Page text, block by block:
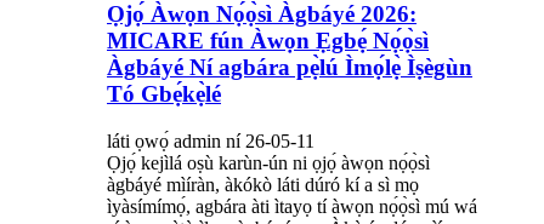
Ọjọ́ Àwọn Nọ́ọ̀sì Àgbáyé 2026:
MICARE fún Àwọn Ẹgbẹ́ Nọ́ọ̀sì
Àgbáyé Ní agbára pẹ̀lú Ìmọ́lẹ̀ Ìṣègùn
Tó Gbẹ́kẹ̀lé
láti ọwọ́ admin ní 26-05-11
Ọjọ́ kejìlá oṣù karùn-ún ni ọjọ́ àwọn nọ́ọ̀sì
àgbáyé mìíràn, àkókò láti dúró kí a sì mọ
ìyàsímímọ́, agbára àti ìtayọ tí àwọn nọ́ọ̀sì mú wá